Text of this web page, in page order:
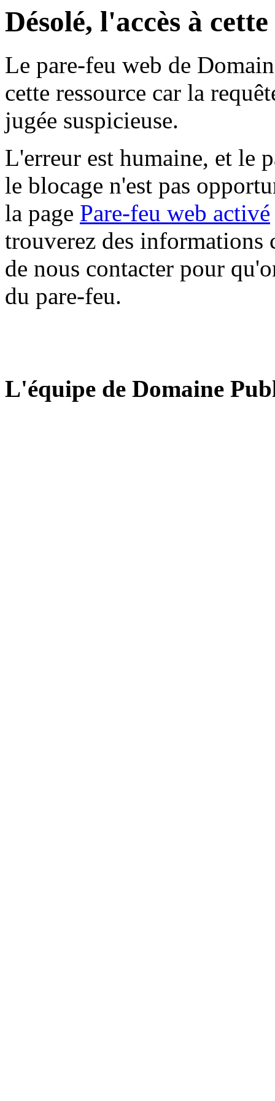
Désolé, l'accès à
Le pare-feu web de
cette ressource car la
jugée suspicieuse.
L'erreur est humaine, et le
le blocage n'est pas
la page Pare-feu web activé
trouverez des informations
de nous contacter pour
du pare-feu.
L'équipe de Domaine